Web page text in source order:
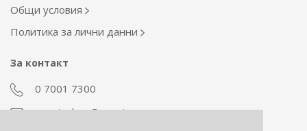
Общи условия
Политика за лични данни
За контакт
0 7001 7300
econt_shop@econt.com